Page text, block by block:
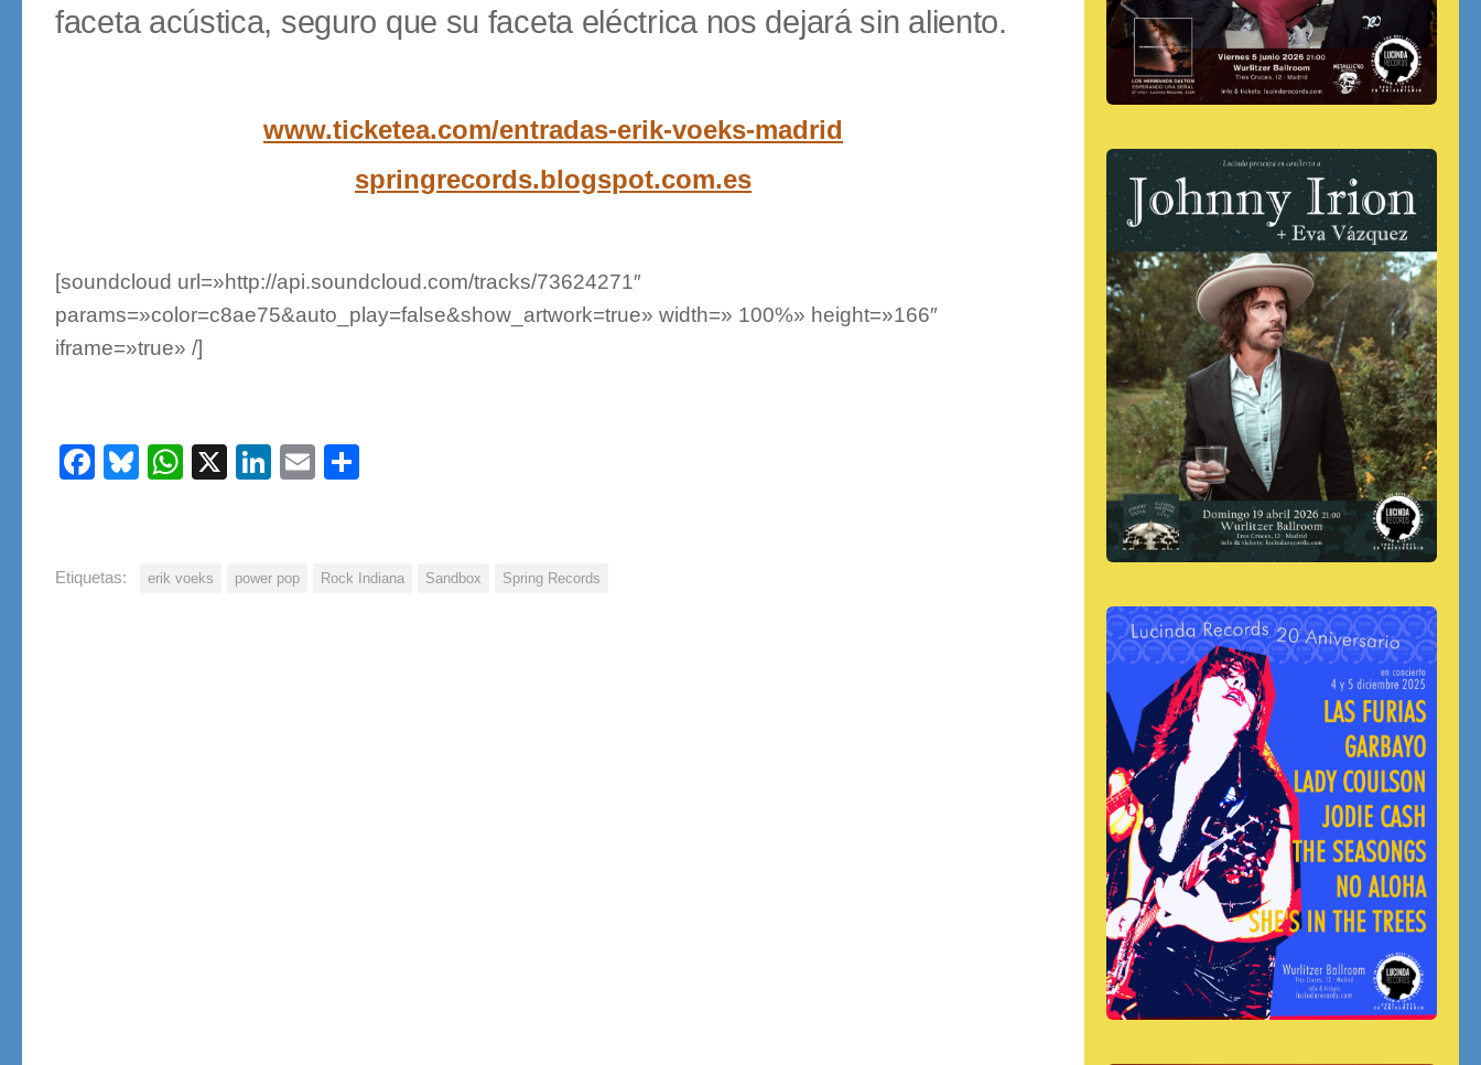
faceta acústica, seguro que su faceta eléctrica nos dejará sin aliento.
www.ticketea.com/entradas-erik-voeks-madrid
springrecords.blogspot.com.es
[soundcloud url=»http://api.soundcloud.com/tracks/73624271″
params=»color=c8ae75&auto_play=false&show_artwork=true» width=» 100%» height=»166″
iframe=»true» /]
Facebook
Bluesky
WhatsApp
X LinkedIn
Email
Etiquetas: erik voeks power pop Rock Indiana Sandbox Spring Records